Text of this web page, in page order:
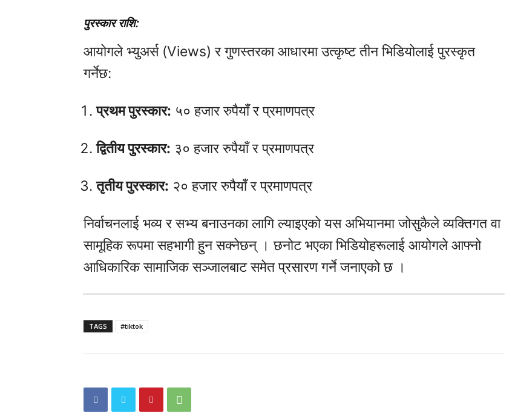
पुरस्कार राशि:
आयोगले भ्युअर्स (Views) र गुणस्तरका आधारमा उत्कृष्ट तीन भिडियोलाई पुरस्कृत
गर्नेछ:
प्रथम पुरस्कार: ५० हजार रुपैयाँ र प्रमाणपत्र
द्वितीय पुरस्कार: ३० हजार रुपैयाँ र प्रमाणपत्र
तृतीय पुरस्कार: २० हजार रुपैयाँ र प्रमाणपत्र
निर्वाचनलाई भव्य र सभ्य बनाउनका लागि ल्याइएको यस अभियानमा जोसुकैले व्यक्तिगत वा
सामूहिक रूपमा सहभागी हुन सक्नेछन् । छनोट भएका भिडियोहरूलाई आयोगले आफ्नो
आधिकारिक सामाजिक सञ्जालबाट समेत प्रसारण गर्ने जनाएको छ ।
TAGS #tiktok